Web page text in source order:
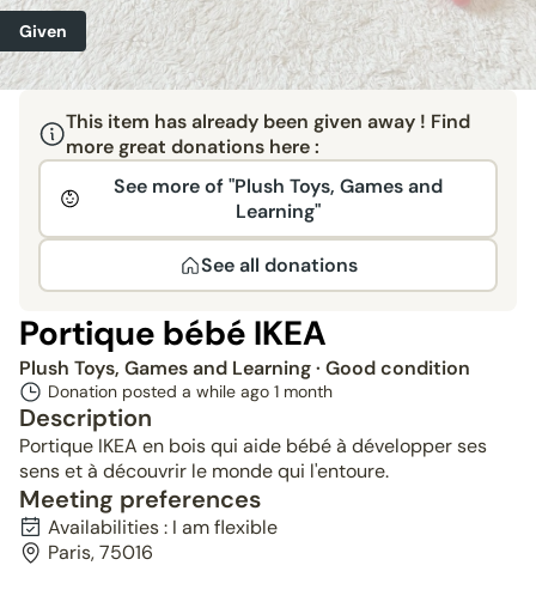
Given
This item has already been given away ! Find
more great donations here :
See more of "Plush Toys, Games and
Learning"
See all donations
Portique bébé IKEA
Plush Toys, Games and Learning· Good condition
Donation posted a while ago 1 month
Description
Portique IKEA en bois qui aide bébé à développer ses
sens et à découvrir le monde qui l'entoure.
Meeting preferences
Availabilities : I am flexible
Paris, 75016